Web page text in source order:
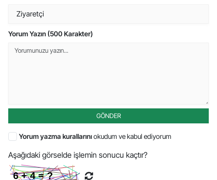
Yorum Yazın (500 Karakter)
GÖNDER
Yorum yazma kurallarınıokudum ve kabul ediyorum
Aşağıdaki görselde işlemin sonucu kaçtır?